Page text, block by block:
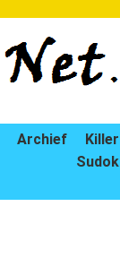
Archief
Killer